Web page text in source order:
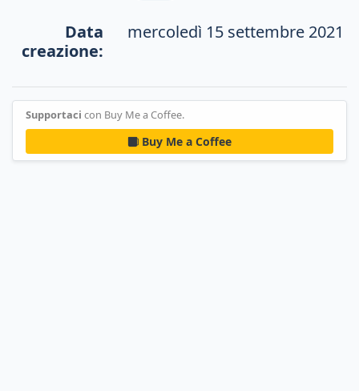
Data
creazione:
mercoledì 15 settembre 2021
Supportaci con Buy Me a Coffee.
Buy Me a Coffee